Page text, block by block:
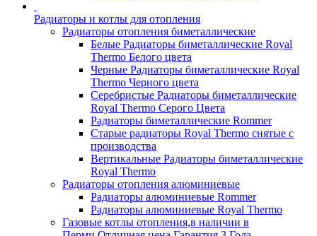
Радиаторы и котлы для отопления
Радиаторы отопления биметаллические
Белые Радиаторы биметаллические Royal
Thermo Белого цвета
Черные Радиаторы биметаллические Royal
Thermo Черного цвета
Серебристые Радиаторы биметаллические
Royal Thermo Серого Цвета
Радиаторы биметаллические Rommer
Старые радиаторы Royal Thermo снятые с
производства
Вертикальные Радиаторы биметаллические
Royal Thermo
Радиаторы отопления алюминиевые
Радиаторы алюминиевые Rommer
Радиаторы алюминиевые Royal Thermo
Газовые котлы отопления,в наличии в